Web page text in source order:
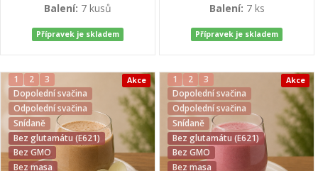
Balení: 7 kusů
Přípravek je skladem
Balení: 7 ks
Přípravek je skladem
1 2
3
Dopolední svačina
Odpolední svačina
Snídaně
Bez glutamátu (E621)
Bez GMO
Bez masa
Akce 1 2
3
Dopolední svačina
Odpolední svačina
Snídaně
Bez glutamátu (E621)
Bez GMO
Bez masa
Akce